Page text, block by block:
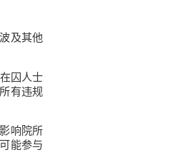
及其他
囚人士
有违规
响院所
能参与